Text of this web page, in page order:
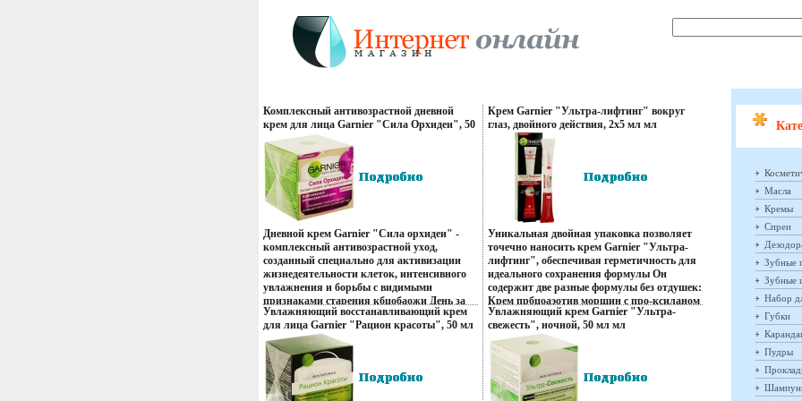
Комплексный антивозрастной дневной
крем для лица Garnier "Сила Орхидеи", 50
мл Объем: 50 мл Производитель: Франция
инфо 135r.
Дневной крем Garnier "Сила орхидеи" -
комплексный антивозрастной уход,
созданный специально для активизации
жизнедеятельности клеток, интенсивного
увлажнения и борьбы с видимыми
признаками старения кбцобаожи День за
днем морщины разглаживаются, кожа
вновь обретает эластичность, цвет лица
улучшается Формула крема содержит два
ингредиента натурального происхождения,
специально отобранных для борьбы с
признаками старения кожи: Экстракт
орхидеи - источник энергии,
Увлажняющий восстанавливающий крем
для лица Garnier "Рацион красоты", 50 мл
Объем: 50 мл Производитель: Франция
инфо 145r.
Крем Garnier "Ультра-лифтинг" вокруг
глаз, двойного действия, 2х5 мл мл
Производитель: Германия Товар
сертифицирован инфо 137r.
Уникальная двойная упаковка позволяет
точечно наносить крем Garnier "Ультра-
лифтинг", обеспечивая герметичность для
идеального сохранения формулы Он
содержит две разные формулы без отдушек:
Крем прбцоаэотив морщин с про-ксиланом
- мощной, восстанавливающей кожу
молекулой, полученной из бука;
Освежающий гель против мешков и темных
кругов с экстрактом индийского каштана,
обладающего противоотечным эффектом
Результат: Мгновенно кожа разглажена,
глаза выглядят отдохнувенбьвшими День за
Увлажняющий крем Garnier "Ультра-
свежесть", ночной, 50 мл мл
Производитель: Франция Товар
сертифицирован инфо 150r.
Масла
Кремы
Спреи
Зубные
Зубные
Набор
Губки
Пудры